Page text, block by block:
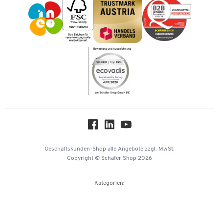
Impressum
Karriere
Kataloge
Geschäftskunden-Shop alle Angebote zzgl. MwSt.
Copyright © Schäfer Shop 2026
Kategorien: